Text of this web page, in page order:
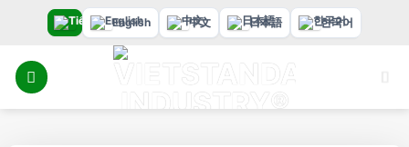
nội
dung
English 中文 日本語 한국어